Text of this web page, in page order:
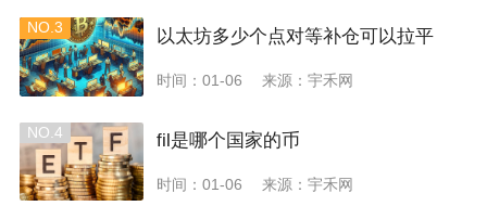
NO.3 以太坊多少个点对等补仓可以拉平
时间：01-06 来源：宇禾网
NO.4 fil是哪个国家的币
时间：01-06 来源：宇禾网